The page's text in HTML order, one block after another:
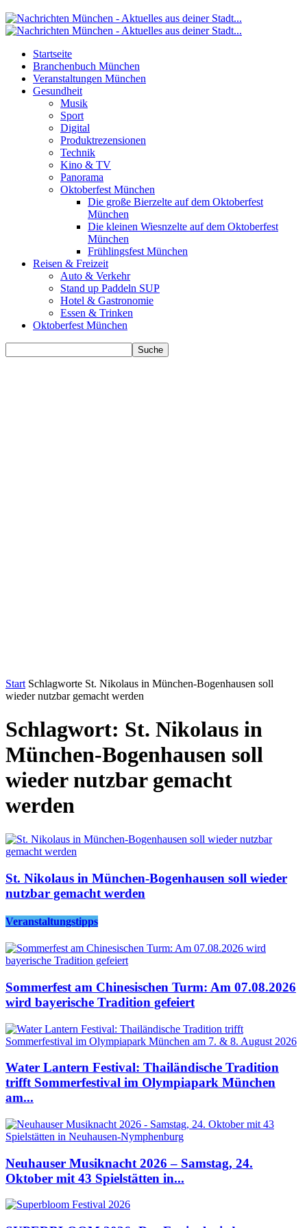
Startseite
Branchenbuch München
Veranstaltungen München
Gesundheit
Musik
Sport
Digital
Produktrezensionen
Technik
Kino & TV
Panorama
Oktoberfest München
Die große Bierzelte auf dem Oktoberfest
München
Die kleinen Wiesnzelte auf dem Oktoberfest
München
Frühlingsfest München
Reisen & Freizeit
Auto & Verkehr
Stand up Paddeln SUP
Hotel & Gastronomie
Essen & Trinken
Oktoberfest München
Start Schlagworte St. Nikolaus in München-Bogenhausen soll
wieder nutzbar gemacht werden
Schlagwort: St. Nikolaus in
München-Bogenhausen soll
wieder nutzbar gemacht
werden
St. Nikolaus in München-Bogenhausen soll wieder
nutzbar gemacht werden
Veranstaltungstipps
Sommerfest am Chinesischen Turm: Am 07.08.2026
wird bayerische Tradition gefeiert
Water Lantern Festival: Thailändische Tradition
trifft Sommerfestival im Olympiapark München
am...
Neuhauser Musiknacht 2026 – Samstag, 24.
Oktober mit 43 Spielstätten in...